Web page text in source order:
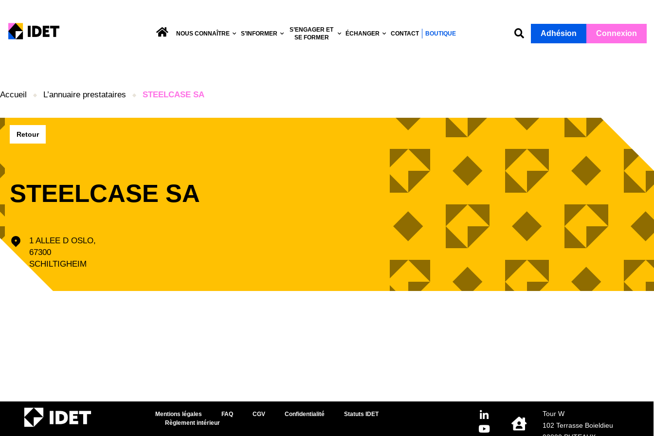
NOUS CONNAÎTRE S’INFORMER
S’ENGAGER ET
SE FORMER
ÉCHANGER CONTACT BOUTIQUE Adhésion Connexion
Accueil L’annuaire prestataires STEELCASE SA
Retour
STEELCASE SA
1 ALLEE D OSLO,
67300
SCHILTIGHEIM
Mentions légales FAQ CGV Confidentialité
Statuts IDET
Règlement intérieur
Tour W
102 Terrasse Boieldieu